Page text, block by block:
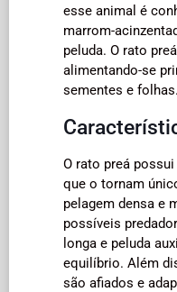
esse animal é
marrom-
peluda. O rato
alimentando-se
sementes e folhas.
O rato preá
que o tornam
pelagem densa e
possíveis
longa e peluda
equilíbrio. Além
são afiados e